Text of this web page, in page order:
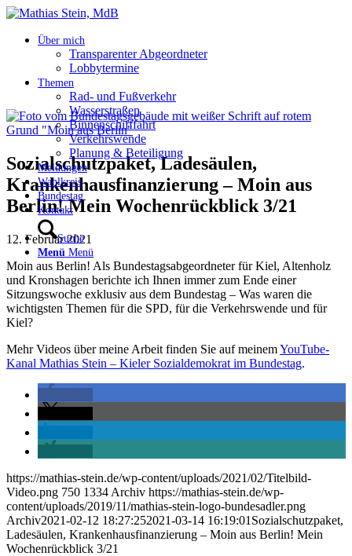
Über mich
Transparenter Abgeordneter
Lobbytermine
Themen
Rad- und Fußverkehr
Wasserstraßen
Binnenschifffahrt
Verkehrswende
Planung & Beteiligung
Meldungen
Wahlkreis
Bundestag
Kontakt
Suche
Menü Menü
Sozialschutzpaket, Ladesäulen,
Krankenhausfinanzierung – Moin aus
Berlin! Mein Wochenrückblick 3/21
12. Februar 2021
Moin aus Berlin! Als Bundestagsabgeordneter für Kiel, Altenholz
und Kronshagen berichte ich Ihnen immer zum Ende einer
Sitzungswoche exklusiv aus dem Bundestag – Was waren die
wichtigsten Themen für die SPD​, für die Verkehrswende​ und für
Kiel​?
Mehr Videos über meine Arbeit finden Sie auf meinemYouTube-
Kanal Mathias Stein – Kieler Sozialdemokrat im Bundestag.
https://mathias-stein.de/wp-content/uploads/2021/02/Titelbild-
Video.png 750 1334 Archiv https://mathias-stein.de/wp-
content/uploads/2019/11/mathias-stein-logo-bundesadler.png
Archiv2021-02-12 18:27:252021-03-14 16:19:01 Sozialschutzpaket,
Ladesäulen, Krankenhausfinanzierung – Moin aus Berlin! Mein
Wochenrückblick 3/21